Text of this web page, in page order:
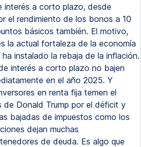
interés a corto plazo, desde
el rendimiento de los bonos a 10
básicos también. El motivo,
la actual fortaleza de la economía
instalado la rebaja de la inflación.
interés a corto plazo no bajen
en el año 2025. Y
en renta fija temen el
de Donald Trump por el déficit y
bajadas de impuestos como los
dejan muchas
de deuda. Es algo que